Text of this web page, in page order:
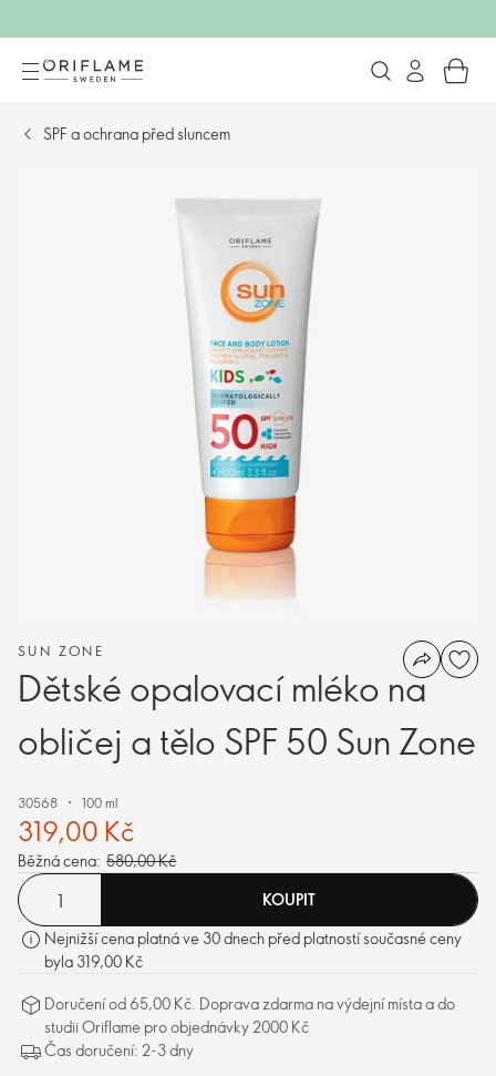
SPF a ochrana před sluncem
SUN ZONE
Dětské opalovací mléko na
obličej a tělo SPF 50 Sun Zone
30568 100 ml
319,00 Kč
Běžná cena: 580,00 Kč
KOUPIT
Nejnižší cena platná ve 30 dnech před platností současné ceny
byla 319,00 Kč
Doručení od 65,00 Kč. Doprava zdarma na výdejní místa a do
studii Oriflame pro objednávky 2000 Kč
Čas doručení: 2-3 dny